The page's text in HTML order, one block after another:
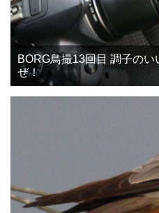
BORG鳥撮13回目 調子の
ぜ！